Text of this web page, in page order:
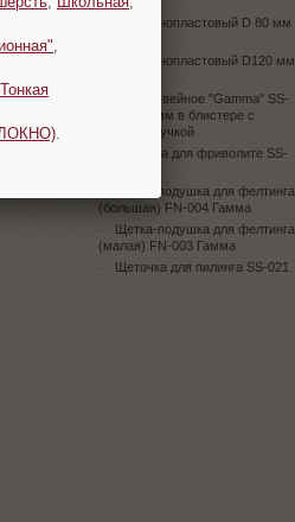
Шар пенопластовый D 80 мм
Шар пенопластовый D120 мм
Шило швейное "Gamma" SS-
019 d 2.5 мм в блистере с
пластик. ручкой
Шпулька для фриволите SS-
Щетка-подушка для фелтинга
(большая) FN-004 Гамма
Щетка-подушка для фелтинга
(малая) FN-003 Гамма
Щеточка для пилинга SS-021
Тонкая